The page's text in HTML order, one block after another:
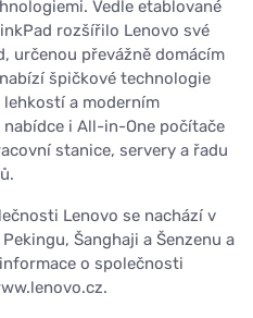
Vedle etablované
rozšířilo Lenovo své
určenou převážně domácím
špičkové technologie
a moderním
nabídce i All-in-One počítače
stanice, servery a řadu
Lenovo se nachází v
Šanghaji a Šenzenu a
o společnosti